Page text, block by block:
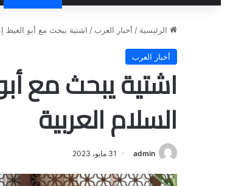
الرئيسية / أخبار العرب / اشتية يبحث مع أبو الغيط
أخبار العرب
اشتية يبحث مع
السلام العربية
admin 31 مايو، 2023